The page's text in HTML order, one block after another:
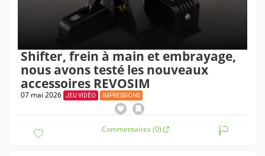
Shifter, frein à main et embrayage,
nous avons testé les nouveaux
accessoires REVOSIM
07 mai 2026 JEU VIDÉO IMPRESSIONS
Commentaires (0)